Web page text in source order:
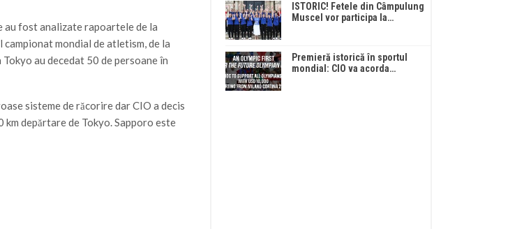
au fost analizate rapoartele de la
mondial de atletism, de la
au decedat 50 de persoane în
sisteme de răcorire dar CIO a decis
km depărtare de Tokyo. Sapporo este
ISTORIC! Fetele din Câmpulung
Muscel vor participa la…
Premieră istorică în sportul
mondial: CIO va acorda…